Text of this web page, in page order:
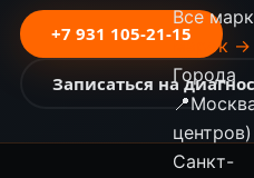
Все
марок →
Города
📍
центров)
Санкт-
+7 931 105-21-15
Записаться на